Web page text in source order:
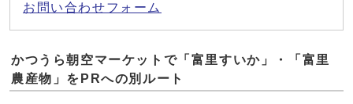
お問い合わせフォーム
かつうら朝空マーケットで「富里すいか」・「富里
農産物」をPRへの別ルート